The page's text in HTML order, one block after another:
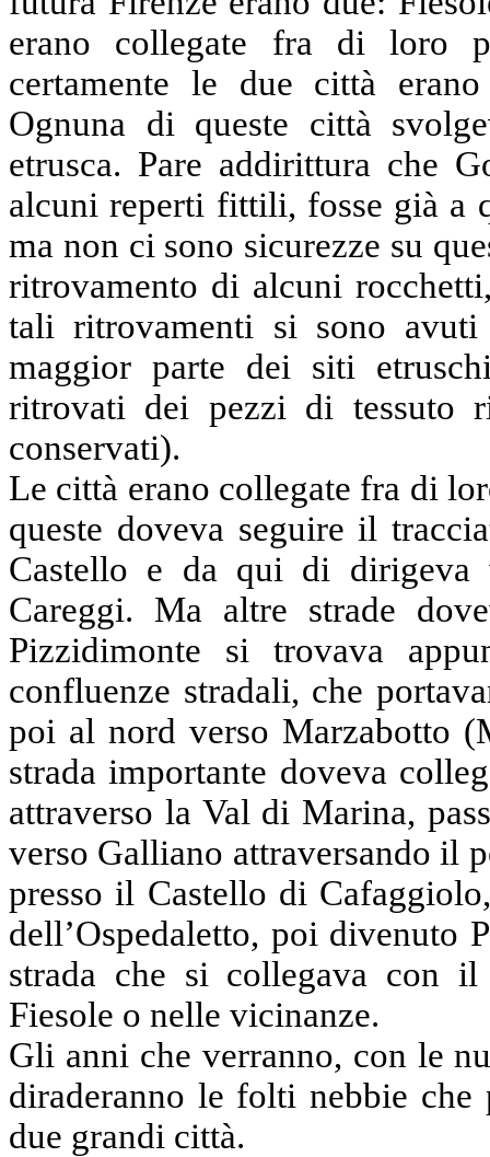
erano collegate fra di loro
certamente le due città
Ognuna di queste città
etrusca. Pare addirittura che
alcuni reperti fittili, fosse già a
ma non ci sono sicurezze su
ritrovamento di alcuni
tali ritrovamenti si sono
maggior parte dei siti
ritrovati dei pezzi di tessuto
conservati).
Le città erano collegate fra di
queste doveva seguire il
Castello e da qui di dirigeva
Careggi. Ma altre strade
Pizzidimonte si trovava
confluenze stradali, che
poi al nord verso Marzabotto
strada importante doveva
attraverso la Val di Marina,
verso Galliano attraversando il
presso il Castello di
dell’Ospedaletto, poi divenuto
strada che si collegava con
Fiesole o nelle vicinanze.
Gli anni che verranno, con le
diraderanno le folti nebbie
due grandi città.